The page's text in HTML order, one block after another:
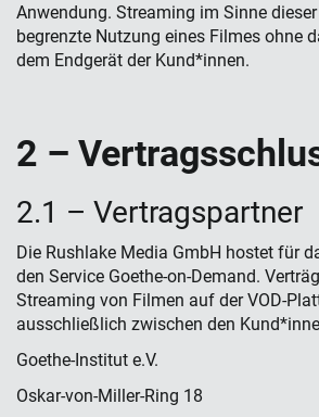
Anwendung. Streaming im Sinne
begrenzte Nutzung eines Filmes ohne
dem Endgerät der Kund*innen.
2 –
2.1 – Vertragspartner
Die Rushlake Media GmbH hostet für
den Service Goethe-on-Demand.
Streaming von Filmen auf der VOD-
ausschließlich zwischen den
Goethe-Institut e.V.
Oskar-von-Miller-Ring 18